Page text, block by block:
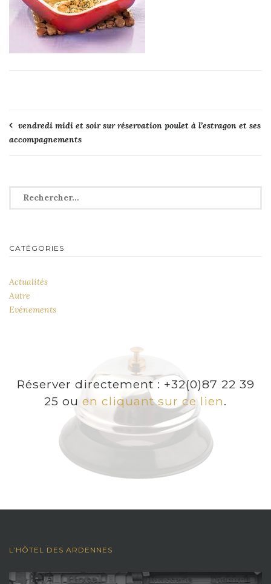
Navigation
de
vendredi midi et soir sur réservation poulet à l’estragon et ses
accompagnements
Rechercher :
CATÉGORIES
Actualités
Autre
Evénements
Réserver directement : +32(0)87 22 39
25 ou en cliquant sur ce lien.
L’HÔTEL DES ARDENNES